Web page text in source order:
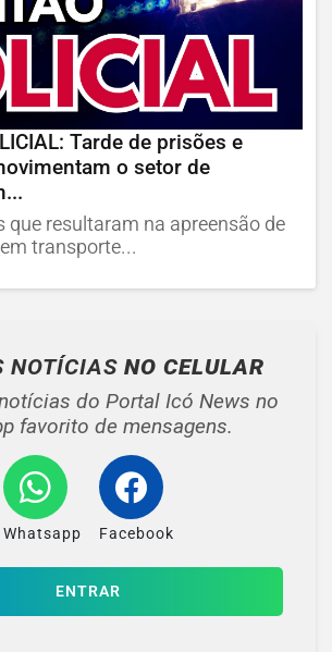
Tarde de prisões e
o setor de
que resultaram na apreensão de
transporte...
NOTÍCIAS NO CELULAR
do Portal Icó News no
favorito de mensagens.
Whatsapp Facebook
ENTRAR